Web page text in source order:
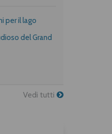
per il lago
del Grand
Vedi tutti